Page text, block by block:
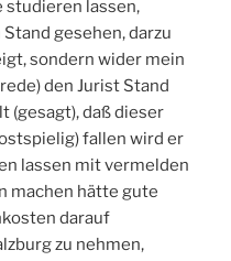
studieren lassen,
gesehen, darzu
sondern wider mein
den Jurist Stand
(gesagt), daß dieser
fallen wird er
lassen mit vermelden
machen hätte gute
darauf
zu nehmen,